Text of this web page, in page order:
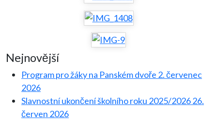
Nejnovější
Program pro žáky na Panském dvoře 2. červenec
2026
Slavnostní ukončení školního roku 2025/202626.
červen 2026